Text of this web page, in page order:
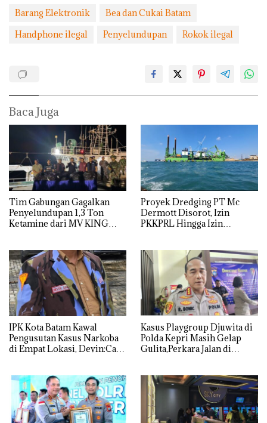
Barang Elektronik
Bea dan Cukai Batam
Handphone ilegal
Penyelundupan Rokok ilegal
Baca Juga
Tim Gabungan Gagalkan
Penyelundupan 1,3 Ton
Ketamine dari MV KING
Proyek Dredging PT Mc
Dermott Disorot, Izin
PKKPRL Hingga Izin
IPK Kota Batam Kawal
Pengusutan Kasus Narkoba
di Empat Lokasi, Devin:Cari
Kasus Playgroup Djuwita di
Polda Kepri Masih Gelap
Gulita,Perkara Jalan di